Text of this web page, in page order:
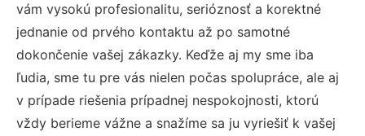
vám vysokú profesionalitu, serióznosť a korektné
jednanie od prvého kontaktu až po samotné
dokončenie vašej zákazky. Keďže aj my sme iba
ľudia, sme tu pre vás nielen počas spolupráce, ale aj
v prípade riešenia prípadnej nespokojnosti, ktorú
vždy berieme vážne a snažíme sa ju vyriešiť k vašej